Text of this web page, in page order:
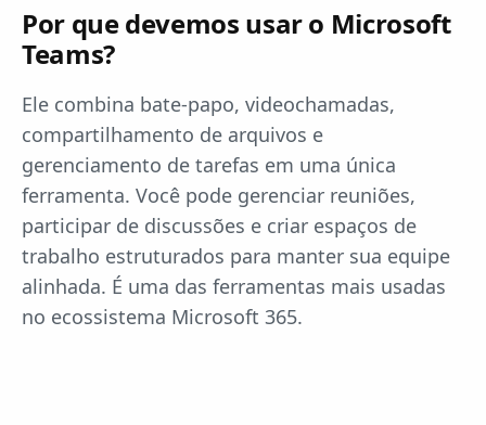
Por que devemos usar o Microsoft
Teams?
Ele combina bate-papo, videochamadas,
compartilhamento de arquivos e
gerenciamento de tarefas em uma única
ferramenta. Você pode gerenciar reuniões,
participar de discussões e criar espaços de
trabalho estruturados para manter sua equipe
alinhada. É uma das ferramentas mais usadas
no ecossistema Microsoft 365.